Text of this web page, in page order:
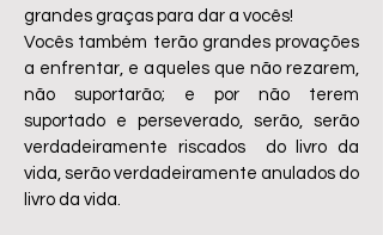
grandes graças para dar a vocês!
Vocês também terão grandes provações
a enfrentar, e aqueles que não rezarem,
não suportarão; e por não terem
suportado e perseverado, serão, serão
verdadeiramente riscados do livro da
vida, serão verdadeiramente anulados do
livro da vida.